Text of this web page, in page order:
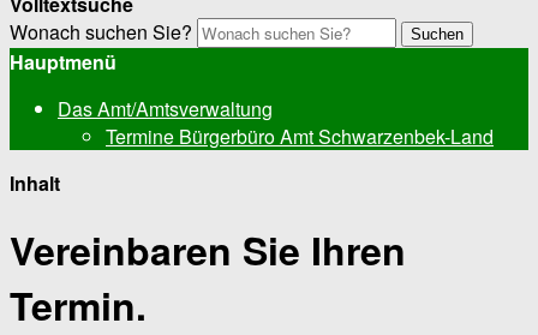
Wonach suchen Sie?
Suchen
Hauptmenü
Das Amt/Amtsverwaltung
Termine Bürgerbüro Amt Schwarzenbek-Land
Inhalt
Vereinbaren Sie Ihren
Termin.